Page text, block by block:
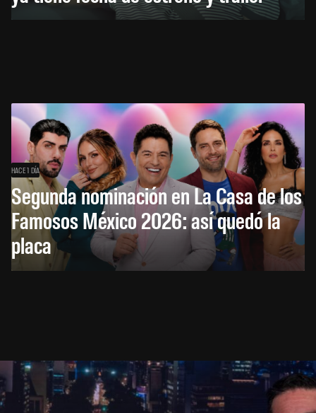
HACE 1 DÍA
Segunda nominación en La Casa de los
Famosos México 2026: así quedó la
placa